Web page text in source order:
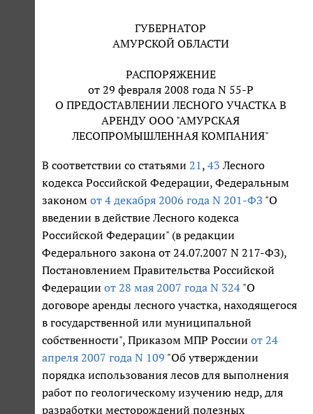
ГУБЕРНАТОР
АМУРСКОЙ ОБЛАСТИ
РАСПОРЯЖЕНИЕ
от 29 февраля 2008 года N 55-Р
О ПРЕДОСТАВЛЕНИИ ЛЕСНОГО УЧАСТКА В
АРЕНДУ ООО "АМУРСКАЯ
ЛЕСОПРОМЫШЛЕННАЯ КОМПАНИЯ"
В соответствии со статьями 21 , 43 Лесного
кодекса Российской Федерации, Федеральным
законом от 4 декабря 2006 года N 201-ФЗ "О
введении в действие Лесного кодекса
Российской Федерации" (в редакции
Федерального закона от 24.07.2007 N 217-ФЗ),
Постановлением Правительства Российской
Федерации от 28 мая 2007 года N 324 "О
договоре аренды лесного участка, находящегося
в государственной или муниципальной
собственности", Приказом МПР России от 24
апреля 2007 года N 109 "Об утверждении
порядка использования лесов для выполнения
работ по геологическому изучению недр, для
разработки месторождений полезных